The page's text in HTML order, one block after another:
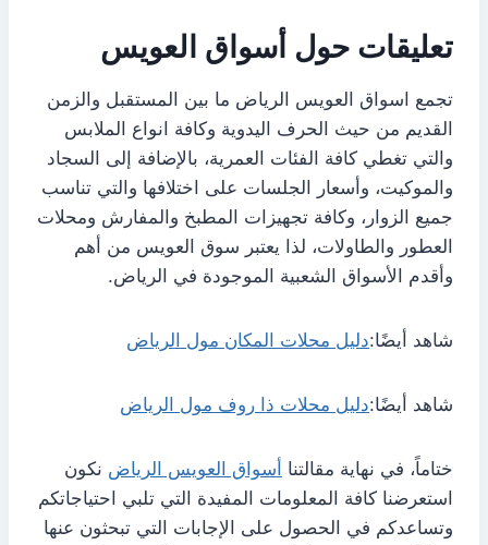
تعليقات حول أسواق العويس
تجمع اسواق العويس الرياض ما بين المستقبل والزمن
القديم من حيث الحرف اليدوية وكافة انواع الملابس
والتي تغطي كافة الفئات العمرية، بالإضافة إلى السجاد
والموكيت، وأسعار الجلسات على اختلافها والتي تناسب
جميع الزوار، وكافة تجهيزات المطبخ والمفارش ومحلات
العطور والطاولات، لذا يعتبر سوق العويس من أهم
وأقدم الأسواق الشعبية الموجودة في الرياض.
شاهد أيضًا:دليل محلات المكان مول الرياض
شاهد أيضًا:دليل محلات ذا روف مول الرياض
ختاماً، في نهاية مقالتنا أسواق العويس الرياض نكون
استعرضنا كافة المعلومات المفيدة التي تلبي احتياجاتكم
وتساعدكم في الحصول على الإجابات التي تبحثون عنها